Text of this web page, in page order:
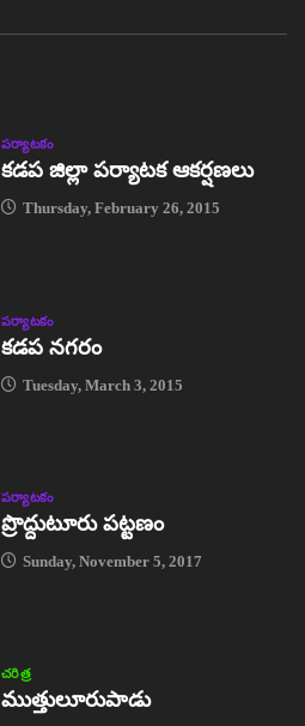
పర్యాటకం
కడప జిల్లా పర్యాటక ఆకర్షణలు
Thursday, February 26, 2015
పర్యాటకం
కడప నగరం
Tuesday, March 3, 2015
పర్యాటకం
ప్రొద్దుటూరు పట్టణం
Sunday, November 5, 2017
చరిత్ర
ముత్తులూరుపాడు